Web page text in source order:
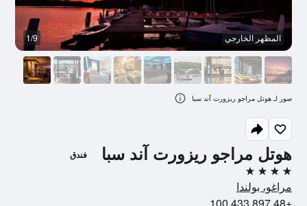
هوتل مراجو ريزورت آند سبا فندق
4 نجوم
مراغو، بولندا
المظهر الخارجي 1/9
صور لـ هوتل مراجو ريزورت آند سبا